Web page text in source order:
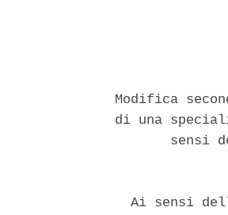
Modifica
di una
sensi
Ai sensi